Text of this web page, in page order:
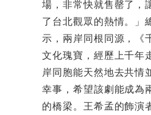
場，非常快就售罄了，
了台北觀眾的熱情。」
示，兩岸同根同源，《
文化瑰寶，經歷上千年
岸同胞能天然地去共情
幸事，希望該劇能成為
的橋梁。王希孟的飾演